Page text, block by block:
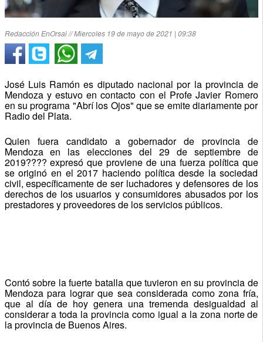
Redacción EnOrsai // Miercoles 19 de mayo de 2021 | 09:38
José Luis Ramón es diputado nacional por la provincia de
Mendoza y estuvo en contacto con el Profe Javier Romero
en su programa "Abrí los Ojos" que se emite diariamente por
Radio del Plata.
Quien fuera candidato a gobernador de provincia de
Mendoza en las elecciones del 29 de septiembre de
2019???? expresó que proviene de una fuerza política que
se originó en el 2017 haciendo política desde la sociedad
civil, específicamente de ser luchadores y defensores de los
derechos de los usuarios y consumidores abusados por los
prestadores y proveedores de los servicios públicos.
Contó sobre la fuerte batalla que tuvieron en su provincia de
Mendoza para lograr que sea considerada como zona fría,
que al día de hoy genera una tremenda desigualdad al
considerar a toda la provincia como igual a la zona norte de
la provincia de Buenos Aires.